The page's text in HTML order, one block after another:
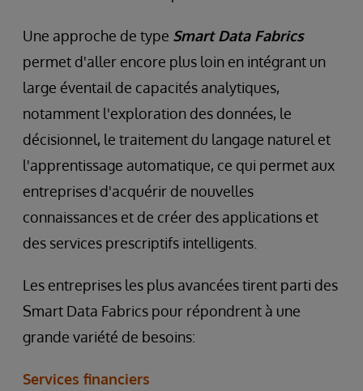
Une approche de type Smart Data Fabrics
permet d'aller encore plus loin en intégrant un
large éventail de capacités analytiques,
notamment l'exploration des données, le
décisionnel, le traitement du langage naturel et
l'apprentissage automatique, ce qui permet aux
entreprises d'acquérir de nouvelles
connaissances et de créer des applications et
des services prescriptifs intelligents.
Les entreprises les plus avancées tirent parti des
Smart Data Fabrics pour répondrent à une
grande variété de besoins:
Services financiers